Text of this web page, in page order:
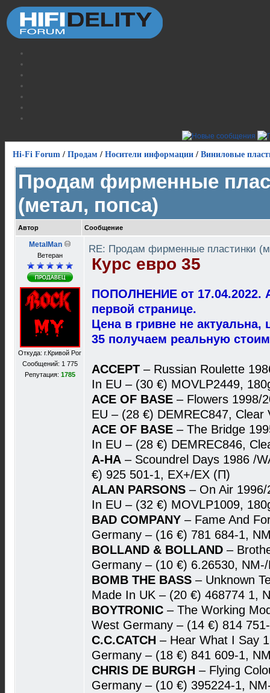
Hi-Fi Forum / Продам / Носители информации / Виниловые
Продам фирменные
(метал, попса)
Автор Сообщение
MetalMan
Ветеран
Откуда: г.Кривой Рог
Сообщений: 1 775
Репутация: 1785
RE: Продам фирменные пластинки
Курс евро 35
ПОПОЛНЕНИЕ от 17.04.2022.
первой странице.
Цена в гривне не
35 получаем реальную
ACCEPT – Russian Roulette
In EU – (30 €) MOVLP2449,
ACE OF BASE – Flowers 1998/
EU – (28 €) DEMREC847,
ACE OF BASE – The Bridge
In EU – (28 €) DEMREC846,
A-HA – Scoundrel Days 1986 /
€) 925 501-1, EX+/EX (П)
ALAN PARSONS – On Air
In EU – (32 €) MOVLP1009,
BAD COMPANY – Fame And
Germany – (16 €) 781 684-1,
BOLLAND & BOLLAND –
Germany – (10 €) 6.26530,
BOMB THE BASS – Unknown
Made In UK – (20 €) 468774 1,
BOYTRONIC – The Working
West Germany – (14 €) 814
C.C.CATCH – Hear What I Say
Germany – (18 €) 841 609-1,
CHRIS DE BURGH – Flying
Germany – (10 €) 395224-1,